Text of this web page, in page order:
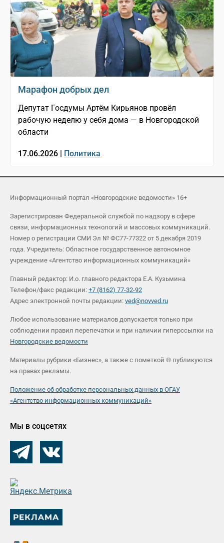
Марафон добрых дел
Депутат Госдумы Артём Кирьянов провёл
рабочую неделю у себя дома — в Новгородской
области
17.06.2026 | Политика
Информационный портал «Новгородские ведомости» 16+
Зарегистрирован Федеральной службой по надзору в сфере
связи, информационных технологий и массовых коммуникаций.
Номер о регистрации СМИ Эл № ФС77-77322 от 5 декабря 2019
года. Учредитель: Областное государственное автономное
учреждение «Агентство информационных коммуникаций»
Главный редактор: И.о. главного редактора Е.А. Кузьмина
Телефон/факс редакции: +7 (8162) 77-32-92
Адрес электронной почты редакции: ved@novved.ru
Любое использование материалов допускается только при
соблюдении правил перепечатки и при наличии гиперссылки на
Новгородские ведомости
Материалы рубрики «Бизнес», а также с пометкой ® публикуются
на правах рекламы.
Положение об обработке персональных данных в ОГАУ
«Агентство информационных коммуникаций»
Мы в соцсетях